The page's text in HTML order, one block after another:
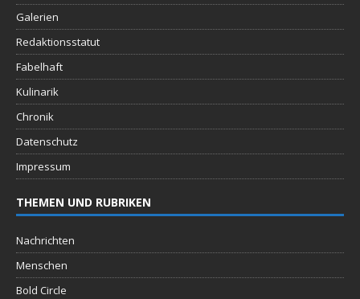
Galerien
Redaktionsstatut
Fabelhaft
Kulinarik
Chronik
Datenschutz
Impressum
THEMEN UND RUBRIKEN
Nachrichten
Menschen
Bold Circle